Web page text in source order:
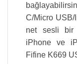
C/Micro USB/
net sesli bir
iPhone ve
Fifine K669